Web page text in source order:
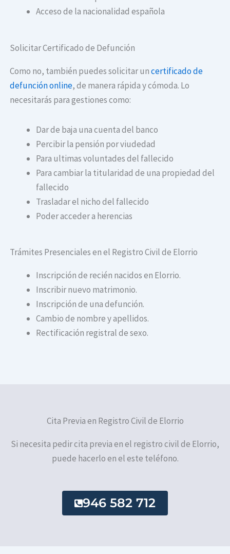
Acceso de la nacionalidad española
Solicitar Certificado de Defunción
Como no, también puedes solicitar uncertificado de
defunción online, de manera rápida y cómoda. Lo
necesitarás para gestiones como:
Dar de baja una cuenta del banco
Percibir la pensión por viudedad
Para ultimas voluntades del fallecido
Para cambiar la titularidad de una propiedad del
fallecido
Trasladar el nicho del fallecido
Poder acceder a herencias
Trámites Presenciales en el Registro Civil de Elorrio
Inscripción de recién nacidos en Elorrio.
Inscribir nuevo matrimonio.
Inscripción de una defunción.
Cambio de nombre y apellidos.
Rectificación registral de sexo.
Cita Previa en Registro Civil de Elorrio
Si necesita pedir cita previa en el registro civil de Elorrio,
puede hacerlo en el este teléfono.
946 582 712